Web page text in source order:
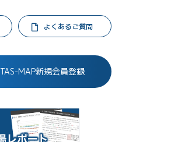
よくあるご質問
TAS-MAP新規会員登録